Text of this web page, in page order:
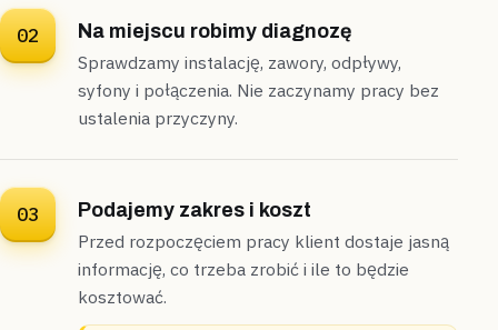
Serock bliźniak
„Nowa umywalka w odnowionej łazience bliźniaka
stała przekrzywiona względem blatu.”
Sprawdziliśmy poziom mocowania na miejscu i
przełożyliśmy stelaż,umywalkę zamontowaliśmy
równo tego samego dnia
Zamontowane Diagnoza na miejscu
Nowy Dwór Mazowiecki
02
Na miejscu robimy diagnozę
Sprawdzamy instalację, zawory, odpływy,
syfony i połączenia. Nie zaczynamy pracy bez
ustalenia przyczyny.
03
Podajemy zakres i koszt
Przed rozpoczęciem pracy klient dostaje jasną
informację, co trzeba zrobić i ile to będzie
kosztować.